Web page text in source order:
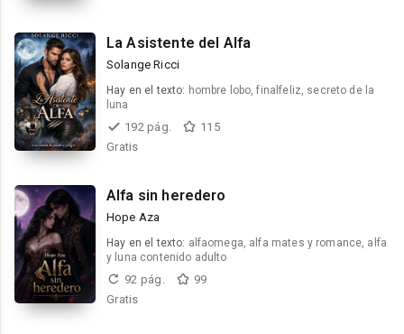
La Asistente del Alfa
Solange Ricci
Hay en el texto: hombre lobo, finalfeliz, secreto de la
luna
192 pág.
115
Gratis
Alfa sin heredero
Hope Aza
Hay en el texto: alfaomega, alfa mates y romance, alfa
y luna contenido adulto
92 pág.
99
Gratis